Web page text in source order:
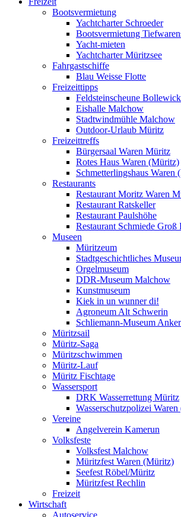
Bootsvermietung
Yachtcharter Schroeder
Bootsvermietung
Yacht-mieten
Yachtcharter Müritzsee
Fahrgastschiffe
Blau Weisse Flotte
Freizeittipps
Feldsteinscheune Bollewick
Eishalle Malchow
Stadtwindmühle Malchow
Outdoor-Urlaub Müritz
Freizeittreffs
Bürgersaal Waren Müritz
Rotes Haus Waren (Müritz)
Schmetterlingshaus Waren
Restaurants
Restaurant Moritz Waren
Restaurant Ratskeller
Restaurant Paulshöhe
Restaurant Schmiede Groß
Museen
Müritzeum
Stadtgeschichtliches
Orgelmuseum
DDR-Museum Malchow
Kunstmuseum
Kiek in un wunner di!
Agroneum Alt Schwerin
Schliemann-Museum
Müritzsail
Müritz-Saga
Müritzschwimmen
Müritz-Lauf
Müritz Fischtage
Wassersport
DRK Wasserrettung Müritz
Wasserschutzpolizei
Vereine
Angelverein Kamerun
Volksfeste
Volksfest Malchow
Müritzfest Waren (Müritz)
Seefest Röbel/Müritz
Müritzfest Rechlin
Freizeit
Wirtschaft
Autoservice